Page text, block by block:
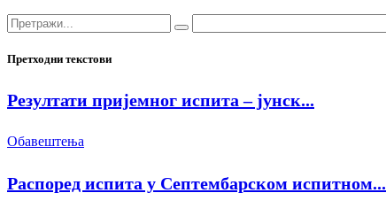
Претходни текстови
Резултати пријемног испита – јунск...
Обавештења
Распоред испита у Септембарском испитном...